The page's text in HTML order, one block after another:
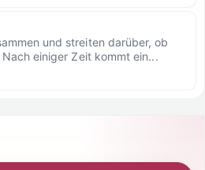
und streiten darüber, ob
einiger Zeit kommt ein...